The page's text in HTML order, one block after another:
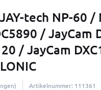
tech NP-60 /
/ JayCam
/ JayCam
Artikelnummer: 111361